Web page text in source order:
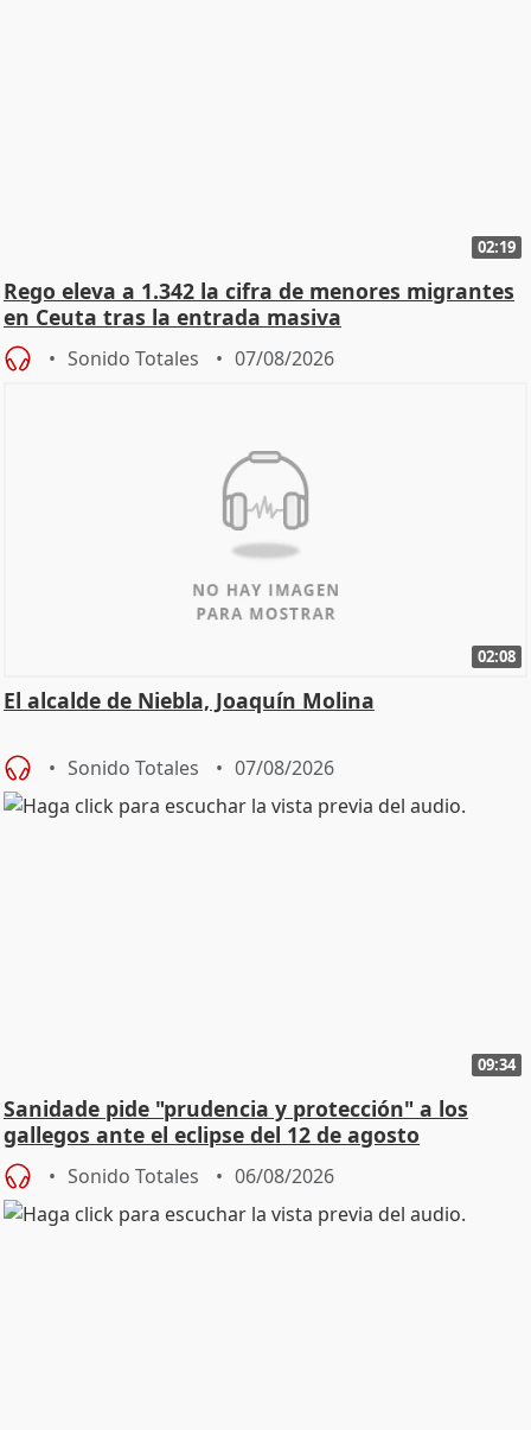
02:19
Rego eleva a 1.342 la cifra de menores migrantes
en Ceuta tras la entrada masiva
Sonido Totales 07/08/2026
02:08
El alcalde de Niebla, Joaquín Molina
Sonido Totales 07/08/2026
09:34
Sanidade pide "prudencia y protección" a los
gallegos ante el eclipse del 12 de agosto
Sonido Totales 06/08/2026